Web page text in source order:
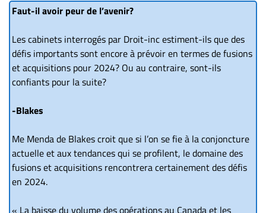
Faut-il avoir peur de l’avenir?
Les cabinets interrogés par Droit-inc estiment-ils que des
défis importants sont encore à prévoir en termes de fusions
et acquisitions pour 2024? Ou au contraire, sont-ils
confiants pour la suite?
-Blakes
Me Menda de Blakes croit que si l’on se fie à la conjoncture
actuelle et aux tendances qui se profilent, le domaine des
fusions et acquisitions rencontrera certainement des défis
en 2024.
« La baisse du volume des opérations au Canada et les